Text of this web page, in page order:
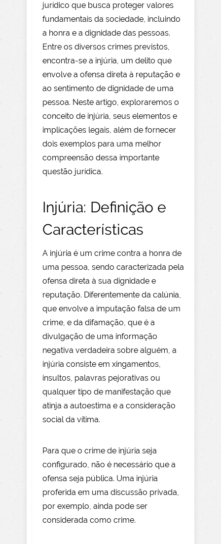
jurídico que busca proteger valores
fundamentais da sociedade, incluindo
a honra e a dignidade das pessoas.
Entre os diversos crimes previstos,
encontra-se a injúria, um delito que
envolve a ofensa direta à reputação e
ao sentimento de dignidade de uma
pessoa. Neste artigo, exploraremos o
conceito de injúria, seus elementos e
implicações legais, além de fornecer
dois exemplos para uma melhor
compreensão dessa importante
questão jurídica.
Injúria: Definição e
Características
A injúria é um crime contra a honra de
uma pessoa, sendo caracterizada pela
ofensa direta à sua dignidade e
reputação. Diferentemente da calúnia,
que envolve a imputação falsa de um
crime, e da difamação, que é a
divulgação de uma informação
negativa verdadeira sobre alguém, a
injúria consiste em xingamentos,
insultos, palavras pejorativas ou
qualquer tipo de manifestação que
atinja a autoestima e a consideração
social da vítima.
Para que o crime de injúria seja
configurado, não é necessário que a
ofensa seja pública. Uma injúria
proferida em uma discussão privada,
por exemplo, ainda pode ser
considerada como crime.